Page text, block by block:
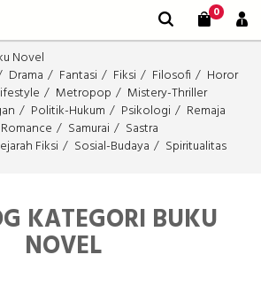
0
Novel
Drama Fantasi Fiksi Filosofi
Horor
Metropop
Mistery-Thriller
Politik-Hukum Psikologi
Remaja
Romance Samurai
Sastra
Fiksi Sosial-Budaya
Spiritualitas
KATEGORI BUKU
NOVEL